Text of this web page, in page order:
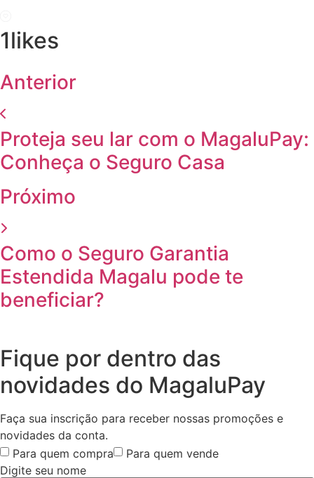
1likes
Anterior
Proteja seu lar com o MagaluPay:
Conheça o Seguro Casa
Próximo
Como o Seguro Garantia
Estendida Magalu pode te
beneficiar?
Fique por dentro das
novidades do MagaluPay
Faça sua inscrição para receber nossas promoções e
novidades da conta.
Para quem compra
Para quem vende
Digite seu nome